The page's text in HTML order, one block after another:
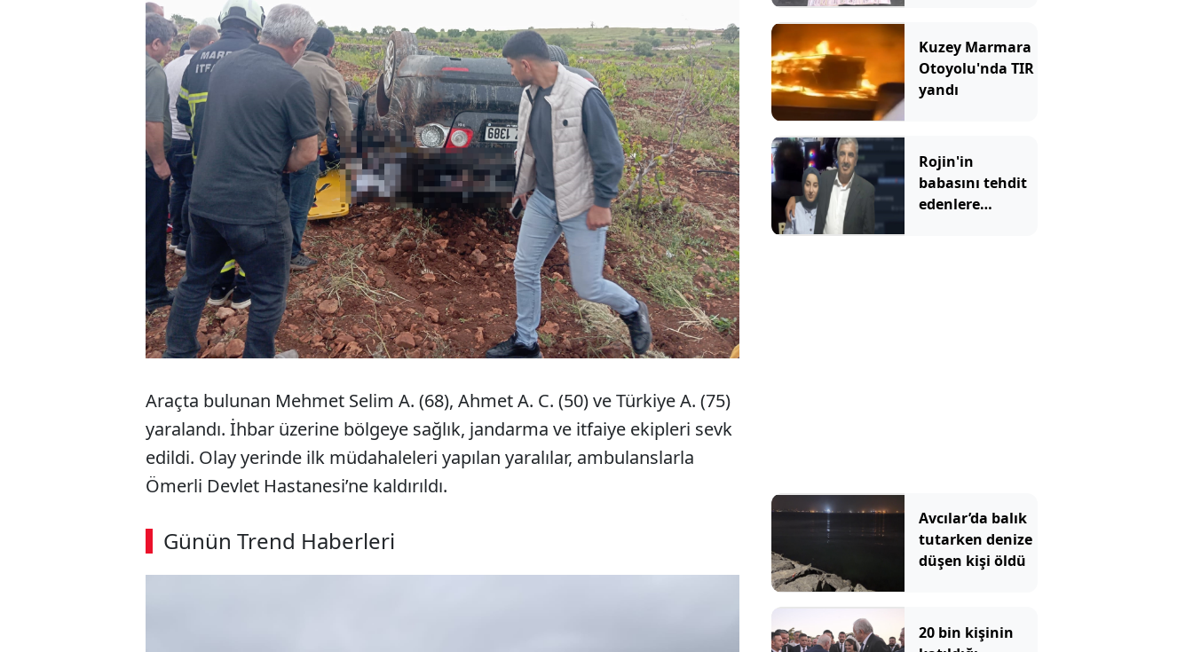
Araçta bulunan Mehmet Selim A. (68), Ahmet A. C. (50) ve Türkiye A. (75)
yaralandı. İhbar üzerine bölgeye sağlık, jandarma ve itfaiye ekipleri sevk
edildi. Olay yerinde ilk müdahaleleri yapılan yaralılar, ambulanslarla
Ömerli Devlet Hastanesi’ne kaldırıldı.
Günün Trend Haberleri
Kuzey Marmara
Otoyolu'nda TIR
yandı
Rojin'in
babasını tehdit
edenlere
Avcılar’da balık
tutarken denize
düşen kişi öldü
20 bin kişinin